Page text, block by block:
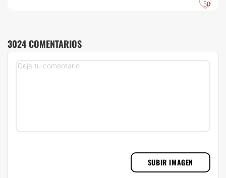
50
3024 COMENTARIOS
SUBIR IMAGEN